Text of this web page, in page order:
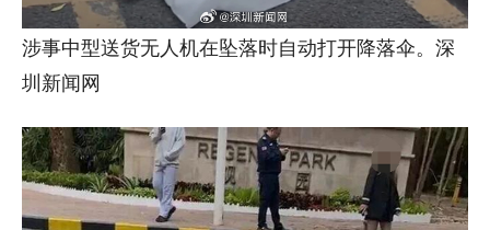
涉事中型送货无人机在坠落时自动打开降落伞。深
圳新闻网